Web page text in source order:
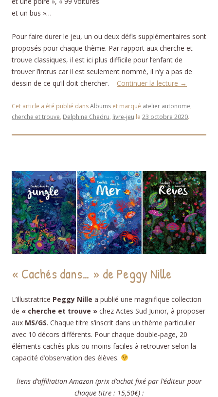
et un bus »…
Pour faire durer le jeu, un ou deux défis supplémentaires sont
proposés pour chaque thème. Par rapport aux cherche et
trouve classiques, il est ici plus difficile pour l’enfant de
trouver l’intrus car il est seulement nommé, il n’y a pas de
dessin de ce qu’il doit chercher. Continuer la lecture →
Cet article a été publié dansAlbums et marqué atelier autonome,
cherche et trouve, Delphine Chedru, livre-jeu le 23 octobre 2020.
« Cachés dans… » de Peggy Nille
L’illustratrice Peggy Nille a publié une magnifique collection
de « cherche et trouve » chez Actes Sud Junior, à proposer
aux MS/GS. Chaque titre s’inscrit dans un thème particulier
avec 10 décors différents. Pour chaque double-page, 20
éléments cachés plus ou moins faciles à retrouver selon la
capacité d’observation des élèves.
liens d’affiliation Amazon (prix d’achat fixé par l’éditeur pour
chaque titre : 15,50€) :